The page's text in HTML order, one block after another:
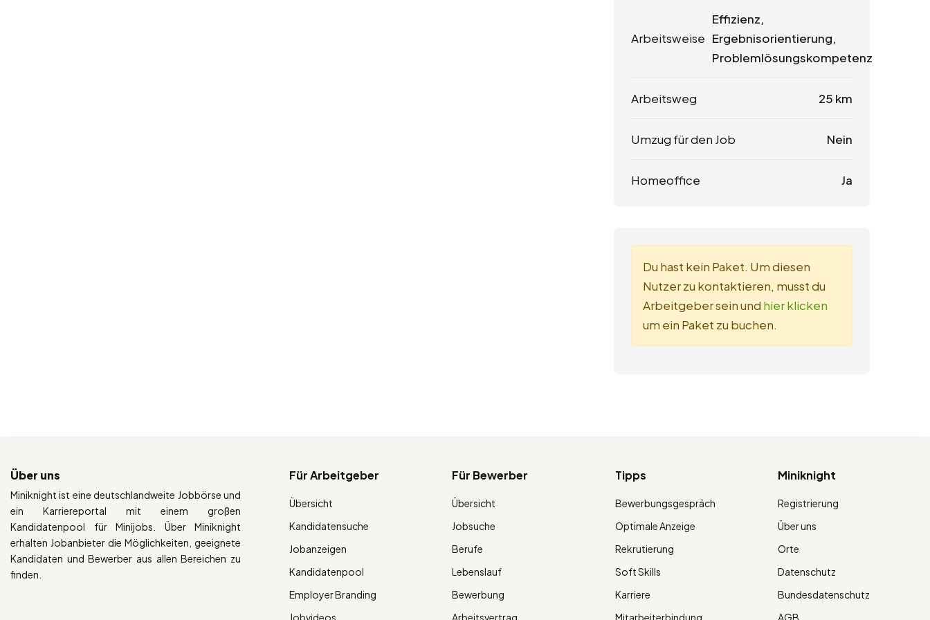
Arbeitsweise
Effizienz,
Ergebnisorientierung,
Problemlösungskompetenz
Arbeitsweg 25 km
Umzug für den Job Nein
Homeoffice Ja
Du hast kein Paket. Um diesen
Nutzer zu kontaktieren, musst du
Arbeitgeber sein und hier klicken
um ein Paket zu buchen.
Über uns
Miniknight ist eine deutschlandweite Jobbörse und
ein Karriereportal mit einem großen
Kandidatenpool für Minijobs. Über Miniknight
erhalten Jobanbieter die Möglichkeiten, geeignete
Kandidaten und Bewerber aus allen Bereichen zu
finden.
Für Arbeitgeber
Übersicht
Kandidatensuche
Jobanzeigen
Kandidatenpool
Employer Branding
Jobvideos
Für Bewerber
Übersicht
Jobsuche
Berufe
Lebenslauf
Bewerbung
Arbeitsvertrag
Tipps
Bewerbungsgespräch
Optimale Anzeige
Rekrutierung
Soft Skills
Karriere
Mitarbeiterbindung
Miniknight
Registrierung
Über uns
Orte
Datenschutz
Bundesdatenschutz
AGB